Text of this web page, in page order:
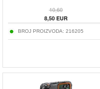
10,60
8,50EUR
BROJ PROIZVODA: 216205